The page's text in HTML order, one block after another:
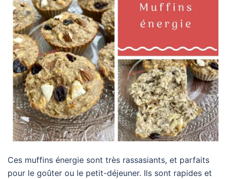
Ces muffins énergie sont très rassasiants, et parfaits
pour le goûter ou le petit-déjeuner. Ils sont rapides et